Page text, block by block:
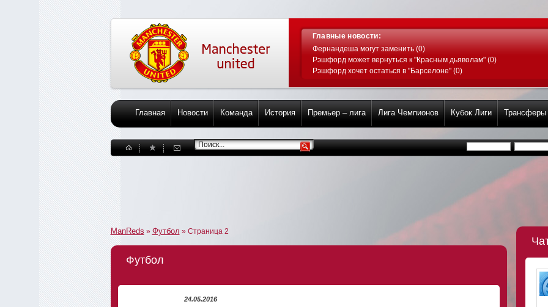
Главные новости:
Фернандеша могут заменить (0)
Рэшфорд может вернуться к "Красным дьяволам" (0)
Рэшфорд хочет остаться в "Барселоне" (0)
Главная Новости Команда История Премьер – лига Лига Чемпионов Кубок Лиги Трансферы
ManReds » Футбол » Страница 2
Футбол
24.05.2016